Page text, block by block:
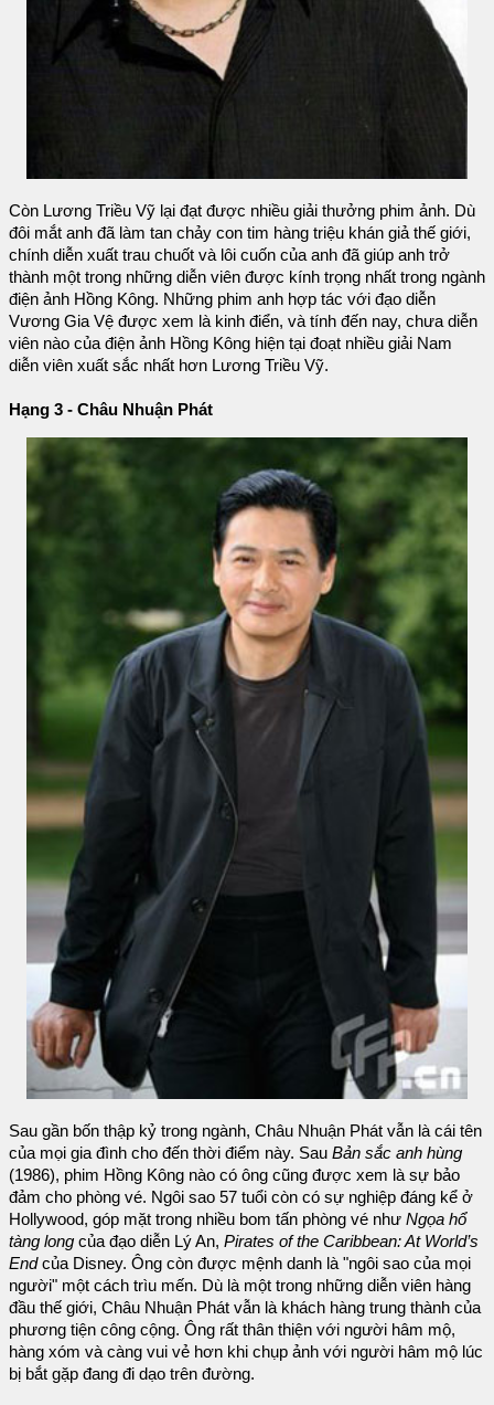
Còn Lương Triều Vỹ lại đạt được nhiều giải thưởng phim ảnh. Dù
đôi mắt anh đã làm tan chảy con tim hàng triệu khán giả thế giới,
chính diễn xuất trau chuốt và lôi cuốn của anh đã giúp anh trở
thành một trong những diễn viên được kính trọng nhất trong ngành
điện ảnh Hồng Kông. Những phim anh hợp tác với đạo diễn
Vương Gia Vệ được xem là kinh điển, và tính đến nay, chưa diễn
viên nào của điện ảnh Hồng Kông hiện tại đoạt nhiều giải Nam
diễn viên xuất sắc nhất hơn Lương Triều Vỹ.
Hạng 3 - Châu Nhuận Phát
Sau gần bốn thập kỷ trong ngành, Châu Nhuận Phát vẫn là cái tên
của mọi gia đình cho đến thời điểm này. Sau Bản sắc anh hùng
(1986), phim Hồng Kông nào có ông cũng được xem là sự bảo
đảm cho phòng vé. Ngôi sao 57 tuổi còn có sự nghiệp đáng kể ở
Hollywood, góp mặt trong nhiều bom tấn phòng vé như Ngọa hổ
tàng long của đạo diễn Lý An, Pirates of the Caribbean: At World’s
Endcủa Disney. Ông còn được mệnh danh là "ngôi sao của mọi
người" một cách trìu mến. Dù là một trong những diễn viên hàng
đầu thế giới, Châu Nhuận Phát vẫn là khách hàng trung thành của
phương tiện công cộng. Ông rất thân thiện với người hâm mộ,
hàng xóm và càng vui vẻ hơn khi chụp ảnh với người hâm mộ lúc
bị bắt gặp đang đi dạo trên đường.